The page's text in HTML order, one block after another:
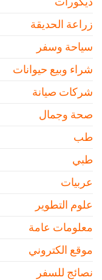
زراعة الحديقة
سياحة وسفر
شراء وبيع حيوانات
شركات صيانة
صحة وجمال
طب
طبي
عربيات
علوم التطوير
معلومات عامة
موقع الكتروني
نصائج للسفر